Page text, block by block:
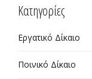
Kατηγορίες
Εργατικό Δίκαιο
Ποινικό Δίκαιο